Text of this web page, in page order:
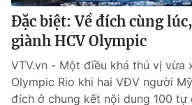
Đặc biệt: Về đích cùng
giành HCV Olympic
VTV.vn - Một điều khá thú vị vừa
Olympic Rio khi hai VĐV người
đích ở chung kết nội dung 100 tự